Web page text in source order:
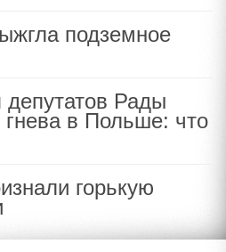
подземное
Рады
в Польше: что
горькую